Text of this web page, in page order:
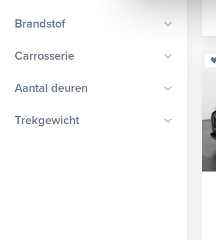
BTW
Brandstof
Benzine
Elektrisch
Hybride benzine
Carrosserie
Bestelauto
Chassis cabine
Aantal deuren
Trekgewicht